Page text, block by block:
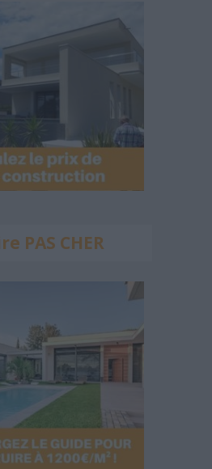
PAS CHER